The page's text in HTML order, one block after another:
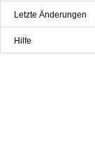
Letzte Änderungen
Hilfe